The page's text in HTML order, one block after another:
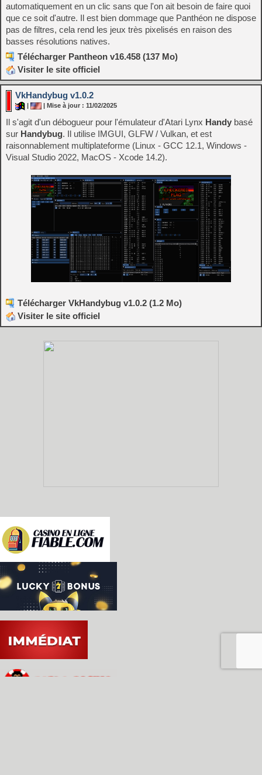
automatiquement en un clic sans que l'on ait besoin de faire quoi
que ce soit d'autre. Il est bien dommage que Panthéon ne dispose
pas de filtres, cela rend les jeux très pixelisés en raison des
basses résolutions natives.
Télécharger Pantheon v16.458 (137 Mo)
Visiter le site officiel
VkHandybug v1.0.2
| Mise à jour : 11/02/2025
Il s'agit d'un débogueur pour l'émulateur d'Atari Lynx Handy basé
sur Handybug. Il utilise IMGUI, GLFW / Vulkan, et est
raisonnablement multiplateforme (Linux - GCC 12.1, Windows -
Visual Studio 2022, MacOS - Xcode 14.2).
Télécharger VkHandybug v1.0.2 (1.2 Mo)
Visiter le site officiel